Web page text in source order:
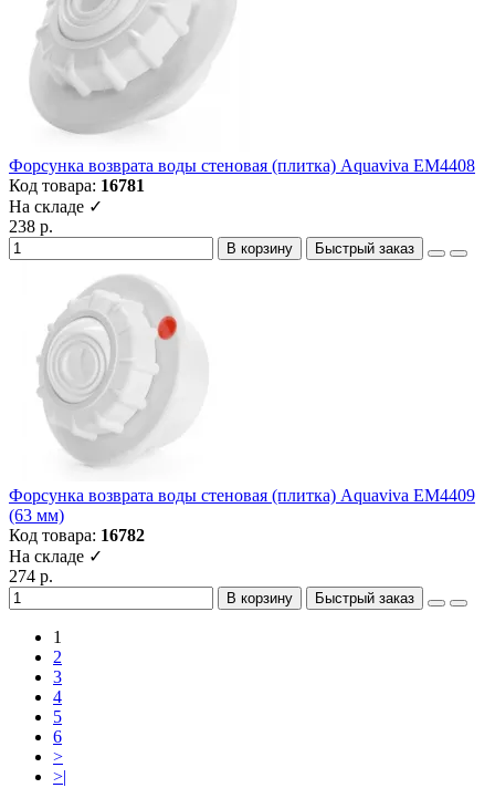
Форсунка возврата воды стеновая (плитка) Aquaviva EM4408
Код товара: 16781
На складе ✓
238 р.
В корзину Быстрый заказ
Форсунка возврата воды стеновая (плитка) Aquaviva EM4409
(63 мм)
Код товара: 16782
На складе ✓
274 р.
В корзину Быстрый заказ
1
2
3
4
5
6
>
>|